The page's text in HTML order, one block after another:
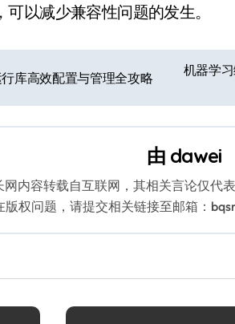
以减少兼容性问题的发生。
库高效配置与管理全攻略
机器学
由 dawei
网内容转载自互联网，其相关言论仅代
权问题，请提交相关链接至邮箱：